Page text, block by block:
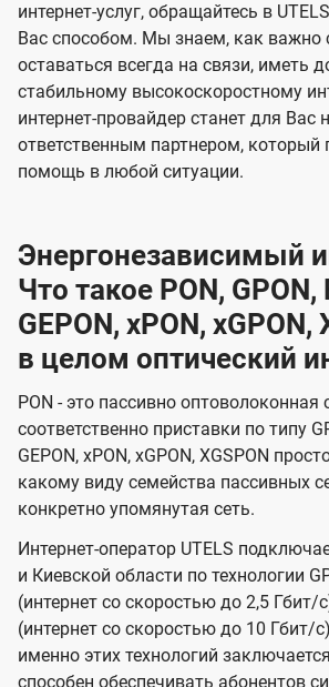
интернет-услуг, обращайтесь в
Вас способом. Мы знаем, как важно
оставаться всегда на связи, иметь
стабильному высокоскоростному
интернет-провайдер станет для
ответственным партнером, который
помощь в любой ситуации.
Энергонезависимый
Что такое PON, GPON,
GEPON, xPON, xGPON,
в целом оптический
PON - это пассивно оптоволоконная
соответственно приставки по типу
GEPON, xPON, xGPON, XGSPON
какому виду семейства пассивных
конкретно упомянутая сеть.
Интернет-оператор UTELS
и Киевской области по технологии
(интернет со скоростью до 2,5 Гбит/
(интернет со скоростью до 10 Гбит/
именно этих технологий
способен обеспечивать абонентов